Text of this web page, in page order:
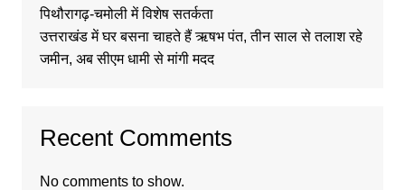
पिथौरागढ़-चमोली में विशेष सतर्कता
उत्तराखंड में घर बसना चाहते हैं ऋषभ पंत, तीन साल से तलाश रहे
जमीन, अब सीएम धामी से मांगी मदद
Recent Comments
No comments to show.